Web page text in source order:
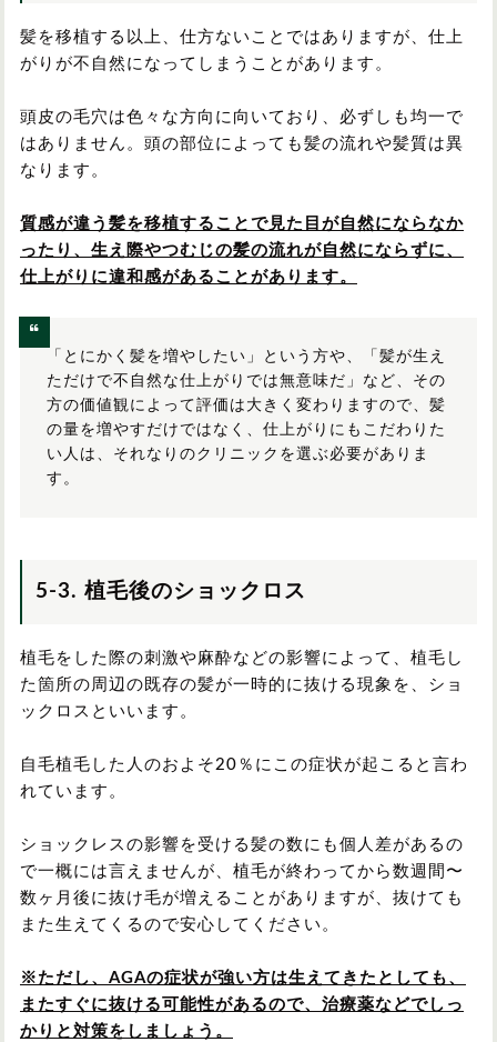
髪を移植する以上、仕方ないことではありますが、仕上
がりが不自然になってしまうことがあります。
頭皮の毛穴は色々な方向に向いており、必ずしも均一で
はありません。頭の部位によっても髪の流れや髪質は異
なります。
質感が違う髪を移植することで見た目が自然にならなか
ったり、生え際やつむじの髪の流れが自然にならずに、
仕上がりに違和感があることがあります。
「とにかく髪を増やしたい」という方や、「髪が生え
ただけで不自然な仕上がりでは無意味だ」など、その
方の価値観によって評価は大きく変わりますので、髪
の量を増やすだけではなく、仕上がりにもこだわりた
い人は、それなりのクリニックを選ぶ必要がありま
す。
5-3. 植毛後のショックロス
植毛をした際の刺激や麻酔などの影響によって、植毛し
た箇所の周辺の既存の髪が一時的に抜ける現象を、ショ
ックロスといいます。
自毛植毛した人のおよそ20％にこの症状が起こると言わ
れています。
ショックレスの影響を受ける髪の数にも個人差があるの
で一概には言えませんが、植毛が終わってから数週間〜
数ヶ月後に抜け毛が増えることがありますが、抜けても
また生えてくるので安心してください。
※ただし、AGAの症状が強い方は生えてきたとしても、
またすぐに抜ける可能性があるので、治療薬などでしっ
かりと対策をしましょう。